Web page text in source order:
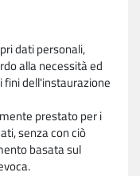
dati personali,
alla necessità ed
dell'instaurazione
prestato per i
senza con ciò
basata sul